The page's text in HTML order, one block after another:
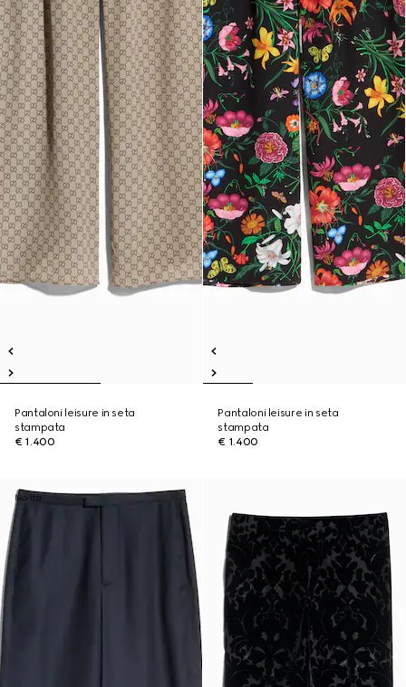
Pantaloni leisure in seta
stampata
€ 1.400
Pantaloni leisure in seta
stampata
€ 1.400
Novità